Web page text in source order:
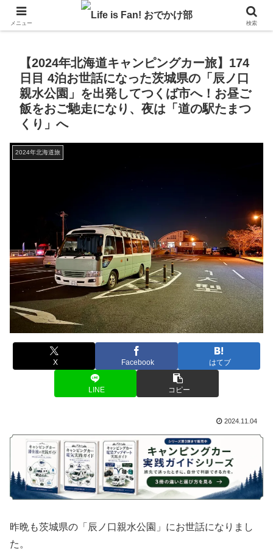
自作キャンピングカーで1年の3分の1を北海道でのんびりバンライフ♪
【2024年北海道キャンピングカー旅】174
日目 4泊お世話になった茨城県の「辰ノ口
親水公園」を出発してつくば市へ！お昼ご
飯をおご馳走になり、夜は「道の駅たまつ
くり」へ
2024年北海道旅
X Facebook はてブ
LINE コピー
2024.11.04
昨晩も茨城県の「辰ノ口親水公園」にお世話になりまし
た。
メニュー 検索